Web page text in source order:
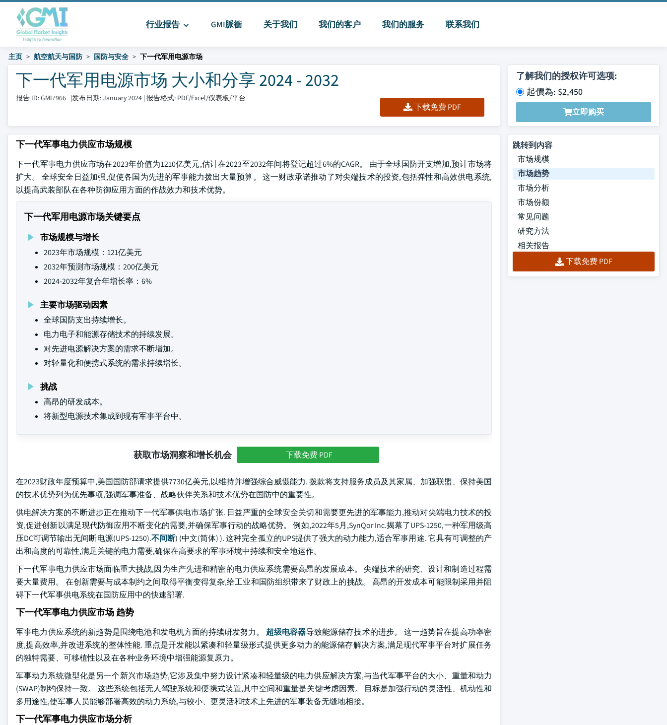
行业报告 GMI脈衝 关于我们 我们的客户 我们的服务 联系我们
主页 航空航天与国防 国防与安全 下一代军用电源市场
下一代军用电源市场 大小和分享 2024 - 2032
报告 ID: GMI7966 |发布日期: January 2024 | 报告格式: PDF/Excel/仪表板/平台
下载免费 PDF
了解我们的授权许可选项:
起價為: $2,450
立即购买
下一代军事电力供应市场规模
下一代军事电力供应市场在2023年价值为1210亿美元,估计在2023至2032年间将登记超过6%的CAGR。 由于全球国防开支增加,预计市场将
扩大。 全球安全日益加强,促使各国为先进的军事能力拨出大量预算。 这一财政承诺推动了对尖端技术的投资,包括弹性和高效供电系统,
以提高武装部队在各种防御应用方面的作战效力和技术优势。
下一代军用电源市场关键要点
市场规模与增长
2023年市场规模：121亿美元
2032年预测市场规模：200亿美元
2024-2032年复合年增长率：6%
主要市场驱动因素
全球国防支出持续增长。
电力电子和能源存储技术的持续发展。
对先进电源解决方案的需求不断增加。
对轻量化和便携式系统的需求持续增长。
挑战
高昂的研发成本。
将新型电源技术集成到现有军事平台中。
获取市场洞察和增长机会 下载免费 PDF
在2023财政年度预算中,美国国防部请求提供7730亿美元,以维持并增强综合威慑能力. 拨款将支持服务成员及其家属、加强联盟、保持美国
的技术优势列为优先事项,强调军事准备、战略伙伴关系和技术优势在国防中的重要性。
供电解决方案的不断进步正在推动下一代军事供电市场扩张. 日益严重的全球安全关切和需要更先进的军事能力,推动对尖端电力技术的投
资,促进创新以满足现代防御应用不断变化的需要,并确保军事行动的战略优势。 例如,2022年5月,SynQor Inc.揭幕了UPS-1250,一种军用级高
压DC可调节输出无间断电源(UPS-1250).不间断) (中文(简体) ). 这种完全孤立的UPS提供了强大的动力能力,适合军事用途. 它具有可调整的产
出和高度的可靠性,满足关键的电力需要,确保在高要求的军事环境中持续和安全地运作。
下一代军事电力供应市场面临重大挑战,因为生产先进和精密的电力供应系统需要高昂的发展成本。 尖端技术的研究、设计和制造过程需
要大量费用。 在创新需要与成本制约之间取得平衡变得复杂,给工业和国防组织带来了财政上的挑战。 高昂的开发成本可能限制采用并阻
碍下一代军事供电系统在国防应用中的快速部署.
下一代军事电力供应市场 趋势
军事电力供应系统的新趋势是围绕电池和发电机方面的持续研发努力。 超级电容器导致能源储存技术的进步。 这一趋势旨在提高功率密
度,提高效率,并改进系统的整体性能. 重点是开发能以紧凑和轻量级形式提供更多动力的能源储存解决方案,满足现代军事平台对扩展任务
的独特需要、可移植性以及在各种业务环境中增强能源复原力。
军事动力系统微型化是另一个新兴市场趋势,它涉及集中努力设计紧凑和轻量级的电力供应解决方案,与当代军事平台的大小、重量和动力
(SWAP)制约保持一致。 这些系统包括无人驾驶系统和便携式装置,其中空间和重量是关键考虑因素。 目标是加强行动的灵活性、机动性和
多用途性,使军事人员能够部署高效的动力系统,与较小、更灵活和技术上先进的军事装备无缝地相接。
下一代军事电力供应市场分析
跳转到内容
市场规模
市场趋势
市场分析
市场份额
常见问题
研究方法
相关报告
下载免费 PDF